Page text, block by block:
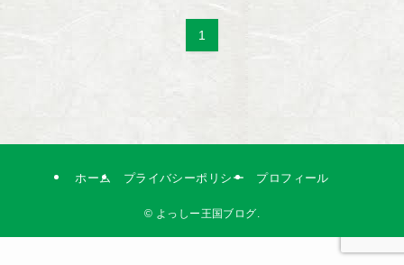
1
ホーム プライバシーポリシー プロフィール
© よっしー王国ブログ.